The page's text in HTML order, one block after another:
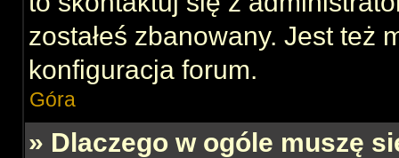
zostałeś zbanowany. Jest też
konfiguracja forum.
Góra
» Dlaczego w ogóle muszę